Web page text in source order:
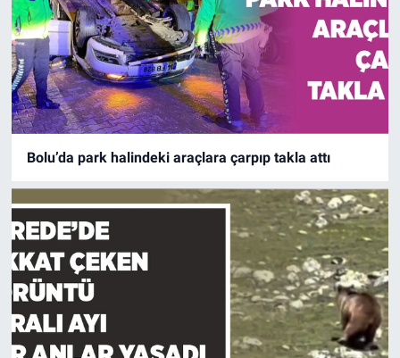
Bolu’da park halindeki araçlara çarpıp takla attı